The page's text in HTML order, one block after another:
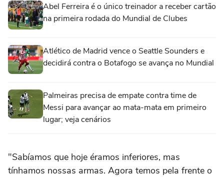
Abel Ferreira é o único treinador a receber cartão
na primeira rodada do Mundial de Clubes
Atlético de Madrid vence o Seattle Sounders e
decidirá contra o Botafogo se avança no Mundial
Palmeiras precisa de empate contra time de
Messi para avançar ao mata-mata em primeiro
lugar; veja cenários
"Sabíamos que hoje éramos inferiores, mas
tínhamos nossas armas. Agora temos pela frente o